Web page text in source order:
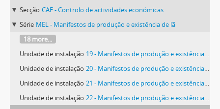
Secção CAE - Controlo de actividades económicas
Série MEL - Manifestos de produção e existência de lã
18 more...
Unidade de instalação 19 - Manifestos de produção e existência de lã - A-dos-Cunhados
Unidade de instalação 20 - Manifestos de produção e existência de lã - Carmões
Unidade de instalação 21 - Manifestos de produção e existência de lã - Carvoeira
Unidade de instalação 22 - Manifestos de produção e existência de lã - Ramalhal